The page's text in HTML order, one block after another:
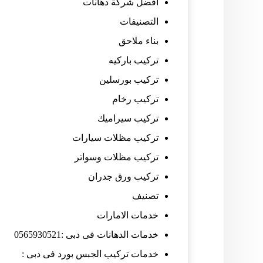
افضل شركة دهانات
التصنيفات
بناء ملاحق
تركيب باركيه
تركيب بورسلين
تركيب رخام
تركيب سيراميك
تركيب مظلات سيارات
تركيب مظلات وسواتر
تركيب ورق جدران
تصنيف
خدمات الامارات
خدمات الدهانات فى دبى :0565930521
خدمات تركيب الجبس بورد فى دبى :